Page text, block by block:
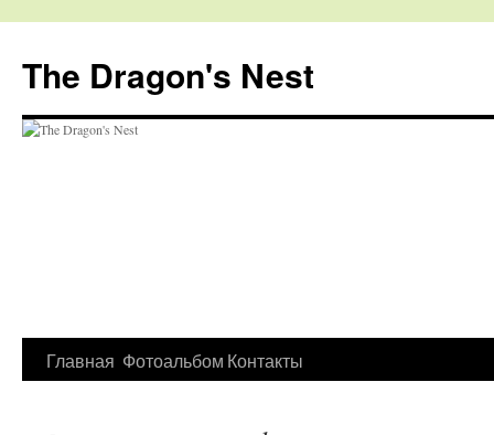
The Dragon's Nest
Перейти
Главная Фотоальбом Контакты